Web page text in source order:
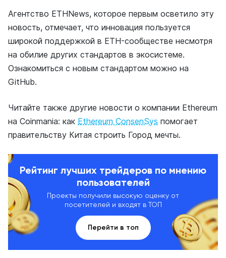
Агентство ETHNews, которое первым осветило эту
новость, отмечает, что инновация пользуется
широкой поддержкой в ETH-сообществе несмотря
на обилие других стандартов в экосистеме.
Ознакомиться с новым стандартом можно на
GitHub.
Читайте также другие новости о компании Ethereum
на Coinmania: как Ethereum ConsenSys помогает
правительству Китая строить Город мечты.
Рейтинг лучших трейдеров по мнению
пользователей
Проекты получили высокую оценку от
посетителей и входят в ТОП
Перейти в топ